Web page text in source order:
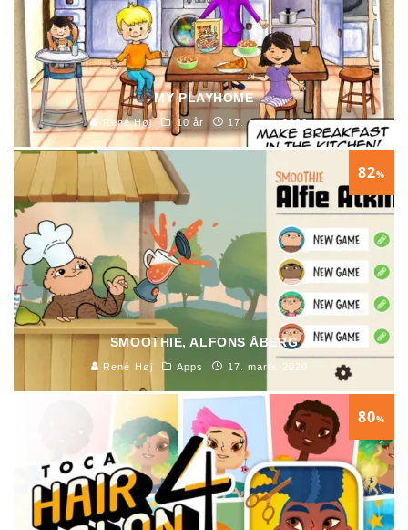
MY PLAYHOME
René Høj 10 år 17. marts 2020
82%
SMOOTHIE, ALFONS ÅBERG
René Høj Apps 17. marts 2020
80%